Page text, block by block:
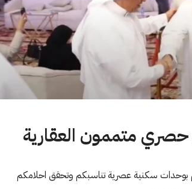
حي العقيق وبإسم له رمزية .. العاذرية 7 ..تطل عليكم بوحدات سكنية عصرية تناسبكم وتحقق احلامكم